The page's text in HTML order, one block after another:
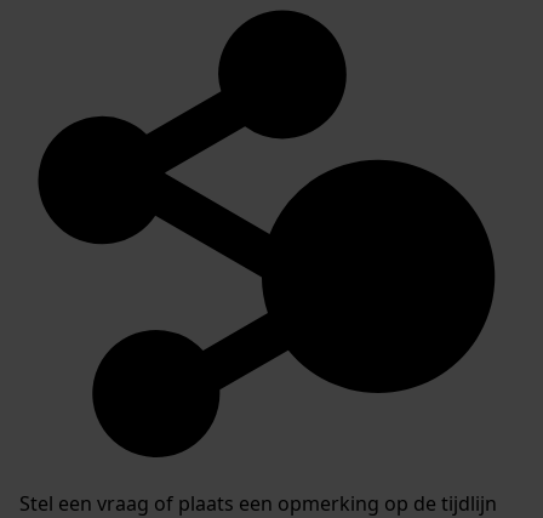
Stel een vraag of plaats een opmerking op de tijdlijn